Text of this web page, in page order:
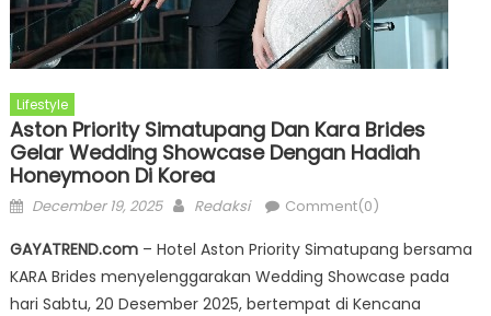
Lifestyle
Aston Priority Simatupang Dan Kara Brides
Gelar Wedding Showcase Dengan Hadiah
Honeymoon Di Korea
Posted
December 19, 2025 Author
Redaksi Comment(0)
GAYATREND.com– Hotel Aston Priority Simatupang bersama
KARA Brides menyelenggarakan Wedding Showcase pada
hari Sabtu, 20 Desember 2025, bertempat di Kencana